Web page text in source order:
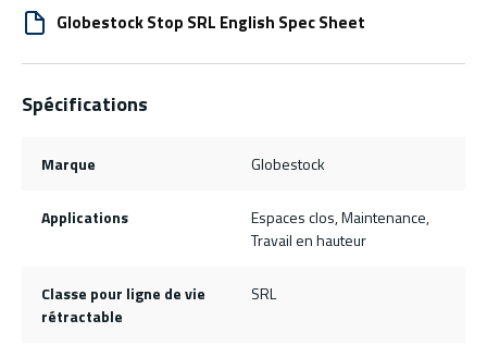
Globestock Stop SRL English Spec Sheet
Spécifications
Marque Globestock
Applications
Espaces clos, Maintenance,
Travail en hauteur
Classe pour ligne de vie
rétractable
SRL